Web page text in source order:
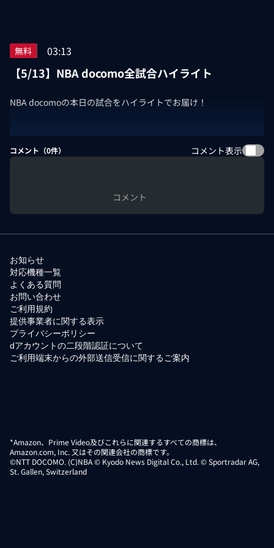
無料 03:13
【5/13】NBA docomo全試合ハイライト
NBA docomoの本日の試合をハイライトでお届け！
コメント（0件） コメント表示
コメント
お知らせ
対応機種一覧
よくある質問
お問い合わせ
ご利用規約
提供事業者に関する表示
プライバシーポリシー
dアカウントの二段階認証について
ご利用端末からの外部送信受信に関するご案内
*Amazon、Prime Video及びこれらに関連するすべての商標は、
Amazon.com, Inc. 又はその関連会社の商標です。
©NTT DOCOMO. (C)NBA © Kyodo News Digital Co., Ltd. © Sportradar AG,
St. Gallen, Switzerland